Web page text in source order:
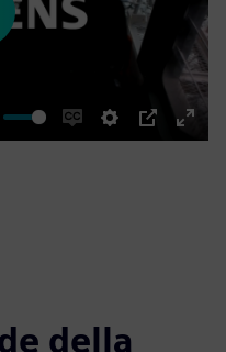
EnableSettings
PIP
Enter
della